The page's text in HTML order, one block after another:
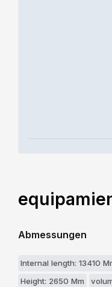
Abmessungen
Internal length: 13410
Height: 2650 Mm